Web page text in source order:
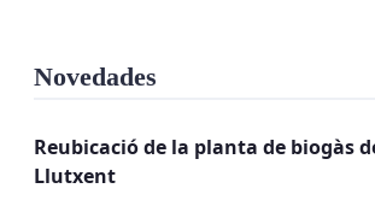
Novedades
Reubicació de la planta de biogàs
Llutxent